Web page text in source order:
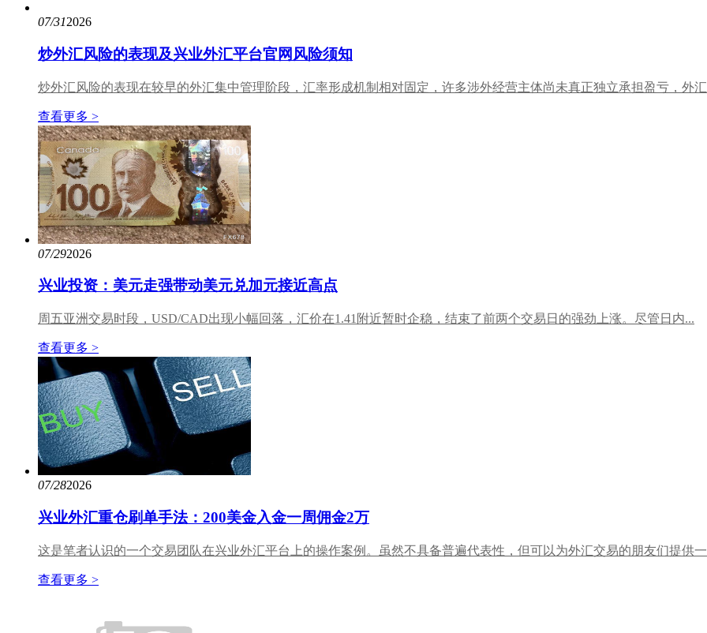
07/312026
炒外汇风险的表现及兴业外汇平台官网风险须知
炒外汇风险的表现在较早的外汇集中管理阶段，汇率形成机制相对固定，许多涉外经营主体尚未真正独立承担盈亏，外
查看更多 >
07/292026
兴业投资：美元走强带动美元兑加元接近高点
周五亚洲交易时段，USD/CAD出现小幅回落，汇价在1.41附近暂时企稳，结束了前两个交易日的强劲上涨。尽管日内...
查看更多 >
07/282026
兴业外汇重仓刷单手法：200美金入金一周佣金2万
这是笔者认识的一个交易团队在兴业外汇平台上的操作案例。虽然不具备普遍代表性，但可以为外汇交易的朋友们提供
查看更多 >